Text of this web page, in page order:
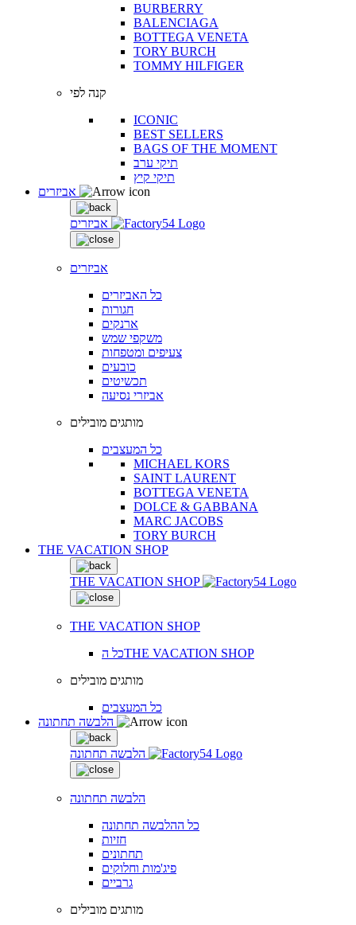
BURBERRY
BALENCIAGA
BOTTEGA VENETA
TORY BURCH
TOMMY HILFIGER
קנה לפי
ICONIC
BEST SELLERS
BAGS OF THE MOMENT
תיקי ערב
תיקי קיץ
אביזרים
אביזרים
כל האביזרים
חגורות
ארנקים
משקפי שמש
צעיפים ומטפחות
כובעים
תכשיטים
אביזרי נסיעה
מותגים מובילים
כל המעצבים
MICHAEL KORS
SAINT LAURENT
BOTTEGA VENETA
DOLCE & GABBANA
MARC JACOBS
TORY BURCH
THE VACATION SHOP
THE VACATION SHOP
THE VACATION SHOP
כל הTHE VACATION SHOP
מותגים מובילים
כל המעצבים
הלבשה תחתונה
הלבשה תחתונה
כל ההלבשה תחתונה
חזיות
תחתונים
פיג'מות וחלוקים
גרביים
מותגים מובילים